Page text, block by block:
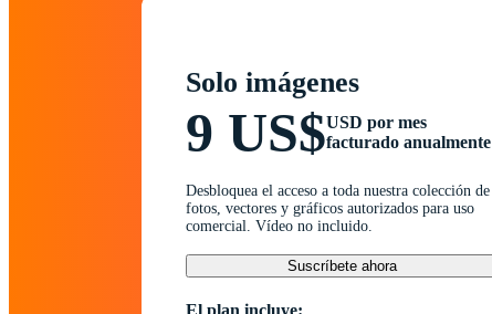
Solo imágenes
9 US$USD por mes
facturado anualmente
Desbloquea el acceso a toda nuestra colección de
fotos, vectores y gráficos autorizados para uso
comercial. Vídeo no incluido.
Suscríbete ahora
El plan incluye: